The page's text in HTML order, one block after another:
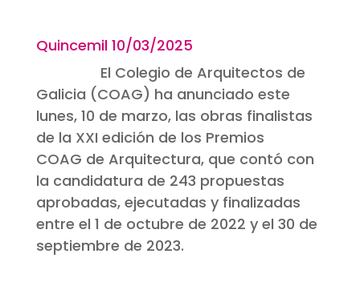
Quincemil 10/03/2025
El Colegio de Arquitectos de
Galicia (COAG) ha anunciado este
lunes, 10 de marzo, las obras finalistas
de la XXI edición de los Premios
COAG de Arquitectura, que contó con
la candidatura de 243 propuestas
aprobadas, ejecutadas y finalizadas
entre el 1 de octubre de 2022 y el 30 de
septiembre de 2023.